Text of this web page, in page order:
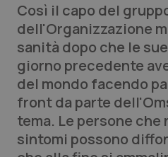
QS Pro
Professionisti Sanitari.AI
Abruzzo
Basilicata
QS Pro Gold
Artrite & artrosi
QS Club Newsletter
Così il capo del
dell'Organizzazione
sanità dopo che le
giorno precedente
del mondo facendo
front da parte
tema. Le persone che
sintomi possono